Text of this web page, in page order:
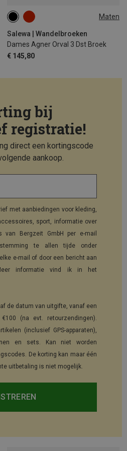
Maten
Salewa | Wandelbroeken
Dames Agner Orval 3 Dst Broek
€ 145,80
XS S
bij
registratie!
direct een kortingscode
aankoop.
met aanbiedingen voor kleding,
sport, informatie over
Bergzeit GmbH per e-mail
te allen tijde onder
e-mail of door een bericht aan
informatie vind ik in het
de datum van uitgifte, vanaf een
(na evt. retourzendingen).
(inclusief GPS-apparaten),
en sets. Kan niet worden
De korting kan maar één
uitbetaling is niet mogelijk.